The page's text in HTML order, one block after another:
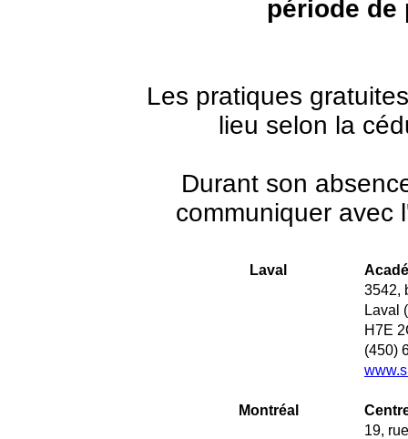
période de
Les pratiques
lieu selon la
Durant son
communiquer avec
Laval
3542,
Laval
H7E
(450)
Montréal
19,